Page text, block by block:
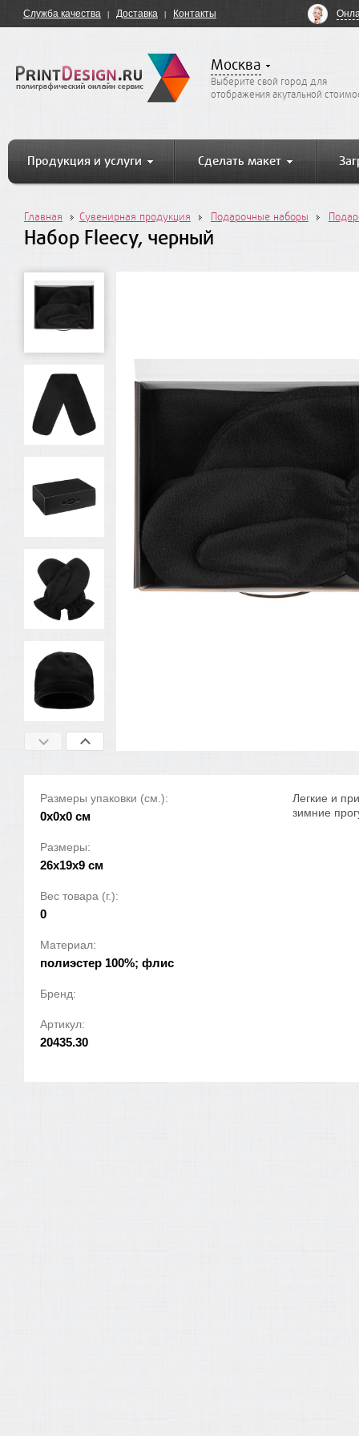
Служба качества Доставка Контакты
Москва
Выберите свой город для
отображения акутальной
Продукция и услуги Сделать макет
Главная Сувенирная продукция Подарочные наборы
Набор Fleecy, черный
Размеры упаковки (см.):
0x0x0 см
Размеры:
26x19x9 см
Вес товара (г.):
0
Материал:
полиэстер 100%; флис
Бренд:
Артикул:
20435.30
Легкие и
зимние